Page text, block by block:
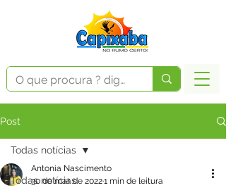
Post
Todas notícias
Todas notícias
Antonia Nascimento
30 de mar. de 20221 min de leitura